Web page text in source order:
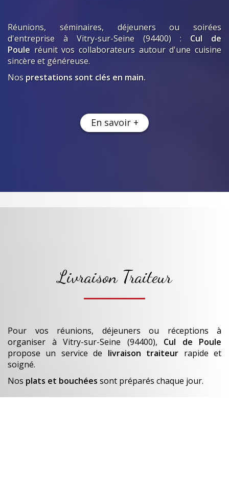
Réunions, séminaires, déjeuners ou soirées
d'entreprise à Vitry-sur-Seine (94400) : Cul de
Poule réunit vos collaborateurs autour d'une cuisine
sincère et généreuse.
Nos prestations sont clés en main.
En savoir +
Livraison Traiteur
Pour vos réunions, déjeuners ou réceptions à
organiser à Vitry-sur-Seine (94400), Cul de Poule
propose un service de livraison traiteur rapide et
soigné.
Nos plats et bouchées sont préparés chaque jour.